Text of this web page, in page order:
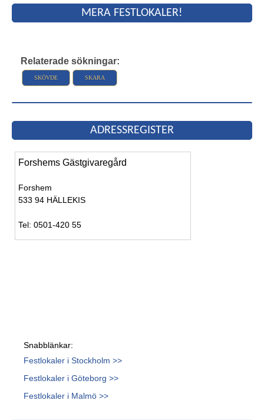
MERA FESTLOKALER!
Relaterade sökningar:
SKÖVDE SKARA
ADRESSREGISTER
Forshems Gästgivaregård
Forshem
533 94 HÄLLEKIS
Tel: 0501-420 55
Snabblänkar:
Festlokaler i Stockholm >>
Festlokaler i Göteborg >>
Festlokaler i Malmö >>